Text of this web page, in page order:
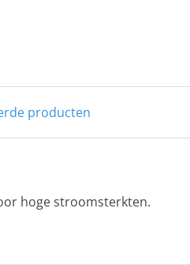
producten
hoge stroomsterkten.